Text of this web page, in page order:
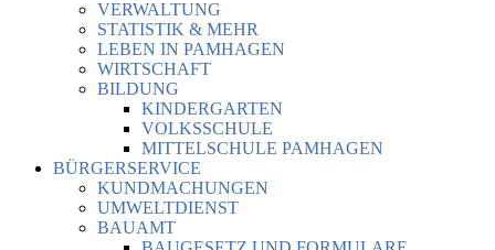
VERWALTUNG
STATISTIK & MEHR
LEBEN IN PAMHAGEN
WIRTSCHAFT
BILDUNG
KINDERGARTEN
VOLKSSCHULE
MITTELSCHULE PAMHAGEN
BÜRGERSERVICE
KUNDMACHUNGEN
UMWELTDIENST
BAUAMT